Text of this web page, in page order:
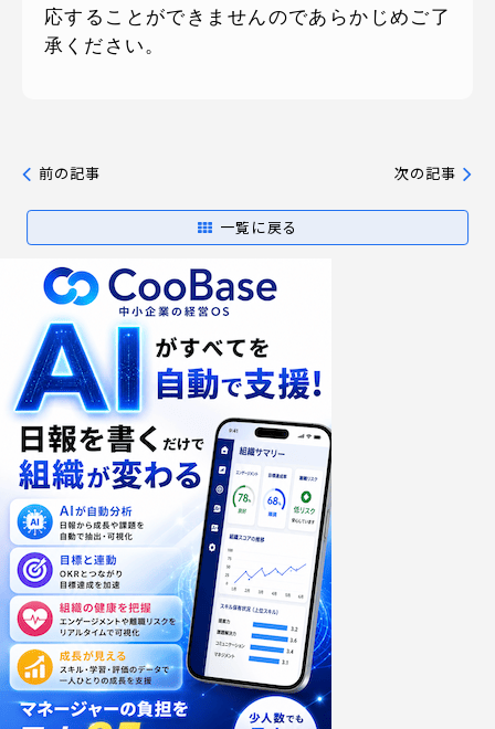
応することができませんのであらかじめご了
承ください。
前の記事
一覧に戻る
次の記事